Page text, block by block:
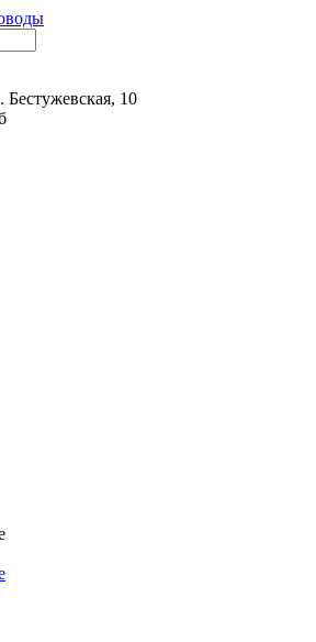
Бестужевская, 10